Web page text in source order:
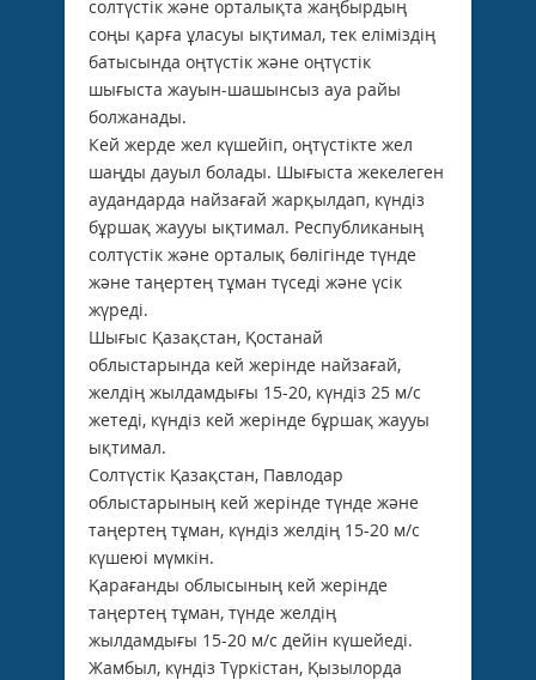
солтүстік және орталықта жаңбырдың
соңы қарға ұласуы ықтимал, тек еліміздің
батысында оңтүстік және оңтүстік
шығыста жауын-шашынсыз ауа райы
болжанады.
Кей жерде жел күшейіп, оңтүстікте жел
шаңды дауыл болады. Шығыста жекелеген
аудандарда найзағай жарқылдап, күндіз
бұршақ жаууы ықтимал. Республиканың
солтүстік және орталық бөлігінде түнде
және таңертең тұман түседі және үсік
жүреді.
Шығыс Қазақстан, Қостанай
облыстарында кей жерінде найзағай,
желдің жылдамдығы 15-20, күндіз 25 м/с
жетеді, күндіз кей жерінде бұршақ жаууы
ықтимал.
Солтүстік Қазақстан, Павлодар
облыстарының кей жерінде түнде және
таңертең тұман, күндіз желдің 15-20 м/с
күшеюі мүмкін.
Қарағанды облысының кей жерінде
таңертең тұман, түнде желдің
жылдамдығы 15-20 м/с дейін күшейеді.
Жамбыл, күндіз Түркістан, Қызылорда